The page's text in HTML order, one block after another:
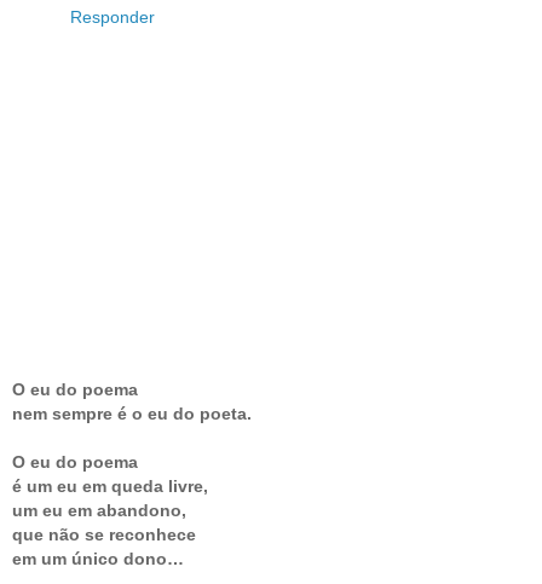
Responder
O eu do poema
nem sempre é o eu do poeta.
O eu do poema
é um eu em queda livre,
um eu em abandono,
que não se reconhece
em um único dono…